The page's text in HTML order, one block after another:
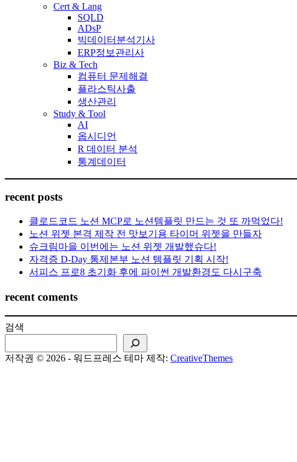
Cert & Lang
SQLD
ADsP
빅데이터분석기사
ERP정보관리사
Biz & Tech
컴퓨터 문제해결
플라스틱사출
생산관리
Study & Tool
AI
옵시디언
R 데이터 분석
통계데이터
recent posts
클로드코드 노션 MCP로 노션템플릿 만드는 것 또 까먹었다!
노션 위젯 본격 제작 전 맛보기용 타이머 위젯을 만들자
슈크림마을 이번에는 노션 위젯 개발했슈다!
자격증 D-Day 통제본부 노션 템플릿 기획 시작!
서피스 프로8 초기화 후에 파이썬 개발환경도 다시구축
recent coments
검색
저작권 © 2026 - 워드프레스 테마 제작: CreativeThemes